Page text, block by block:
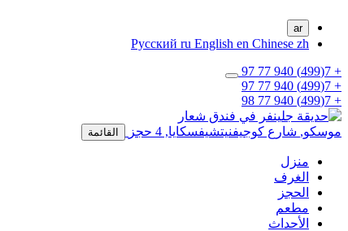
ar
Русский ru English en Chinese zh
+ 7(499) 940 77 97
+ 7(499) 940 77 97
+ 7(499) 940 77 98
موسكو, شارع كوجيفنيتشيفسكايا, 4 حجز القائمة
منزل
الغرف
الحجز
مطعم
الأحداث